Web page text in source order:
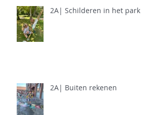
2A| Schilderen in het park
2A| Buiten rekenen